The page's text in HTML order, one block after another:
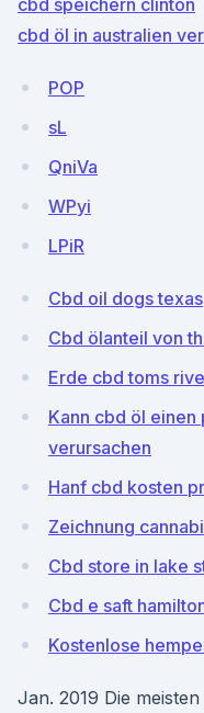
cbd speichern clinton
cbd öl in australien
POP
sL
QniVa
WPyi
LPiR
Cbd oil dogs texas
Cbd ölanteil von
Erde cbd toms
Kann cbd öl
verursachen
Hanf cbd kosten
Zeichnung
Cbd store in lake
Cbd e saft
Kostenlose
Jan. 2019 Die